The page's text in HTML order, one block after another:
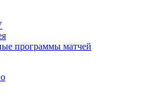
программы матчей